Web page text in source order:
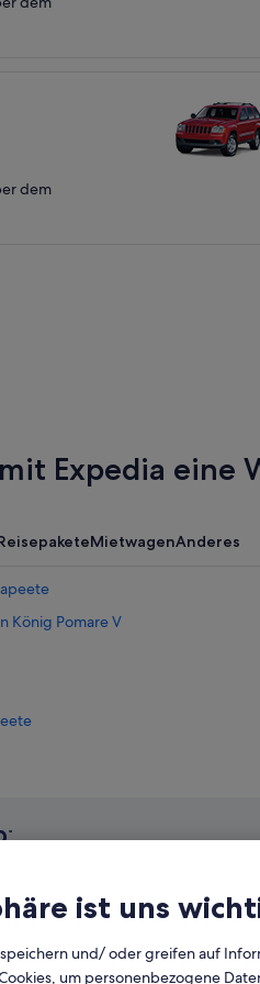
dem
Expedia eine
MietwagenAnderes
König Pomare V
Erkunden
Reiseführer
ist uns
und/ oder greifen auf
um personenbezogene